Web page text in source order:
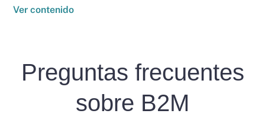
Ver contenido
Preguntas frecuentes
sobre B2M